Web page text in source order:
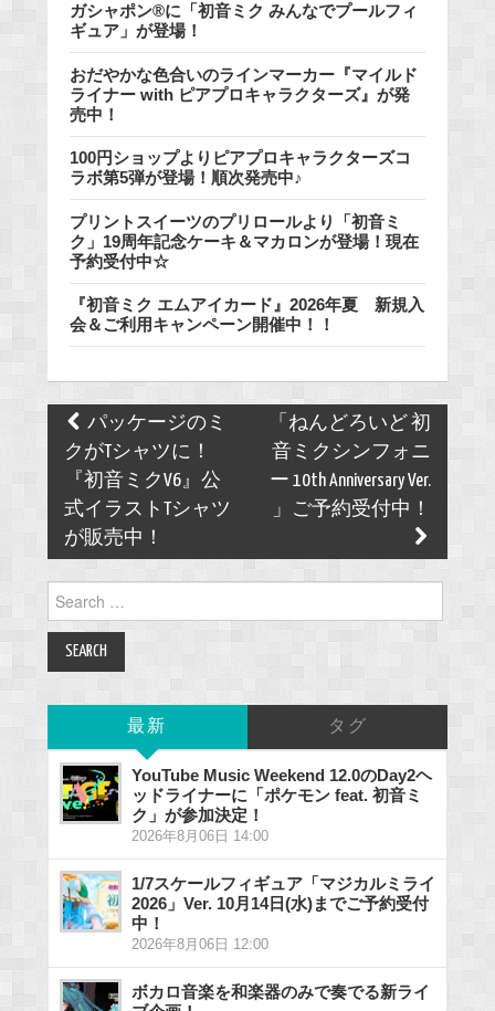
ガシャポン®に「初音ミク みんなでプールフィ
ギュア」が登場！
おだやかな色合いのラインマーカー『マイルド
ライナー with ピアプロキャラクターズ』が発
売中！
100円ショップよりピアプロキャラクターズコ
ラボ第5弾が登場！順次発売中♪
プリントスイーツのプリロールより「初音ミ
ク」19周年記念ケーキ＆マカロンが登場！現在
予約受付中☆
『初音ミク エムアイカード』2026年夏 新規入
会＆ご利用キャンペーン開催中！！
Post
navigation
パッケージのミ
クがTシャツに！
『初音ミクV6』公
式イラストTシャツ
が販売中！
「ねんどろいど 初
音ミクシンフォニ
ー 10th Anniversary Ver.
」ご予約受付中！
for:
最新 タグ
YouTube Music Weekend 12.0のDay2ヘ
ッドライナーに「ポケモン feat. 初音ミ
ク」が参加決定！
2026年8月06日 14:00
1/7スケールフィギュア「マジカルミライ
2026」Ver. 10月14日(水)までご予約受付
中！
2026年8月06日 12:00
ボカロ音楽を和楽器のみで奏でる新ライ